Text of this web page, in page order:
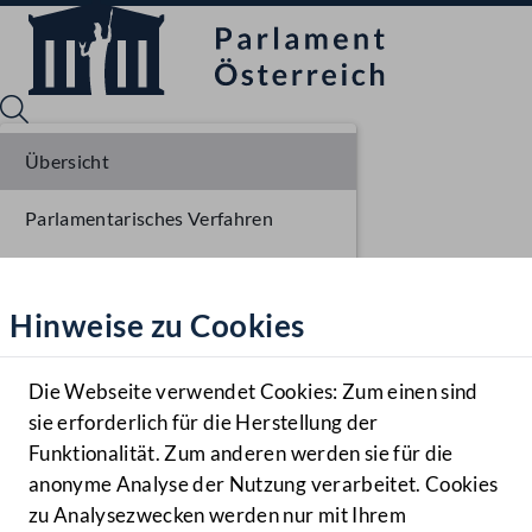
Hilfe
Benutzer
Navigationsmenü öffnen
MENÜ
Hinweise zu Cookies
Die Webseite verwendet Cookies: Zum einen sind
sie erforderlich für die Herstellung der
Funktionalität. Zum anderen werden sie für die
anonyme Analyse der Nutzung verarbeitet. Cookies
zu Analysezwecken werden nur mit Ihrem
Übersicht
Parlamentarisches Verfahren